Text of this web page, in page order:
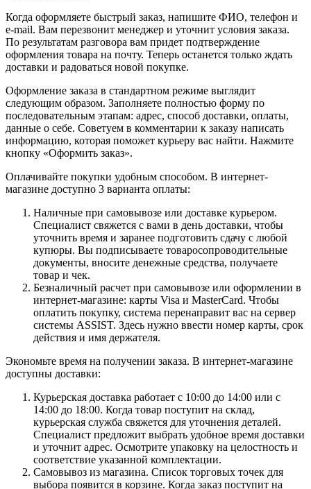
Когда оформляете быстрый заказ, напишите ФИО, телефон и
e-mail. Вам перезвонит менеджер и уточнит условия заказа.
По результатам разговора вам придет подтверждение
оформления товара на почту. Теперь останется только ждать
доставки и радоваться новой покупке.
Оформление заказа в стандартном режиме выглядит
следующим образом. Заполняете полностью форму по
последовательным этапам: адрес, способ доставки, оплаты,
данные о себе. Советуем в комментарии к заказу написать
информацию, которая поможет курьеру вас найти. Нажмите
кнопку «Оформить заказ».
Оплачивайте покупки удобным способом. В интернет-
магазине доступно 3 варианта оплаты:
Наличные при самовывозе или доставке курьером.
Специалист свяжется с вами в день доставки, чтобы
уточнить время и заранее подготовить сдачу с любой
купюры. Вы подписываете товаросопроводительные
документы, вносите денежные средства, получаете
товар и чек.
Безналичный расчет при самовывозе или оформлении в
интернет-магазине: карты Visa и MasterCard. Чтобы
оплатить покупку, система перенаправит вас на сервер
системы ASSIST. Здесь нужно ввести номер карты, срок
действия и имя держателя.
Экономьте время на получении заказа. В интернет-магазине
доступны доставки:
Курьерская доставка работает с 10:00 до 14:00 или с
14:00 до 18:00. Когда товар поступит на склад,
курьерская служба свяжется для уточнения деталей.
Специалист предложит выбрать удобное время доставки
и уточнит адрес. Осмотрите упаковку на целостность и
соответствие указанной комплектации.
Самовывоз из магазина. Список торговых точек для
выбора появится в корзине. Когда заказ поступит на